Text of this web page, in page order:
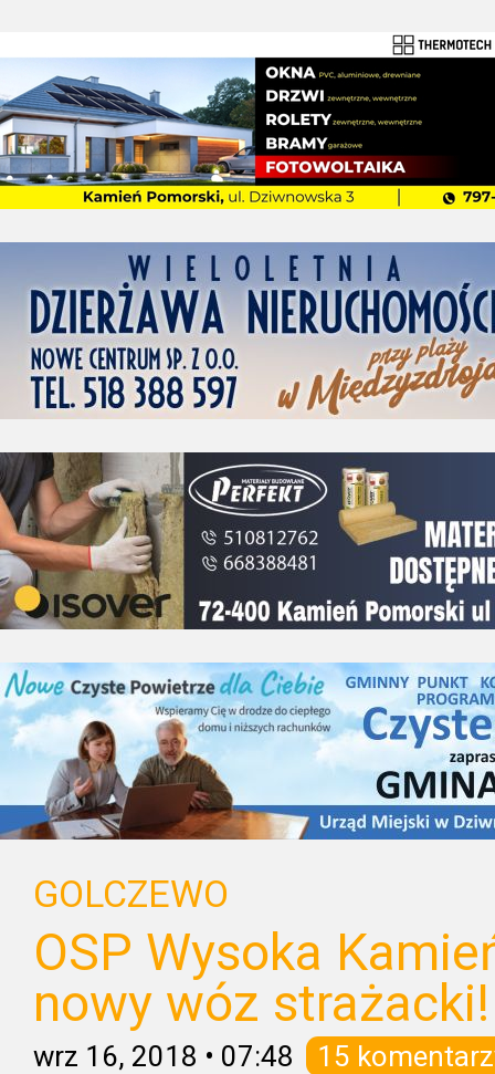
GOLCZEWO
OSP Wysoka
nowy wóz strażacki!
wrz 16, 2018 • 07:48 15